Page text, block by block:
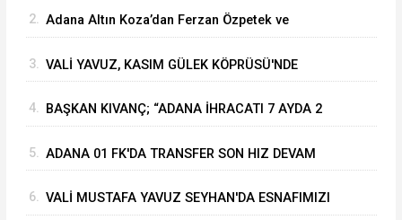
2. Adana Altın Koza’dan Ferzan Özpetek ve
3. VALİ YAVUZ, KASIM GÜLEK KÖPRÜSÜ'NDE
4. BAŞKAN KIVANÇ; “ADANA İHRACATI 7 AYDA 2
5. ADANA 01 FK'DA TRANSFER SON HIZ DEVAM
6. VALİ MUSTAFA YAVUZ SEYHAN'DA ESNAFIMIZI